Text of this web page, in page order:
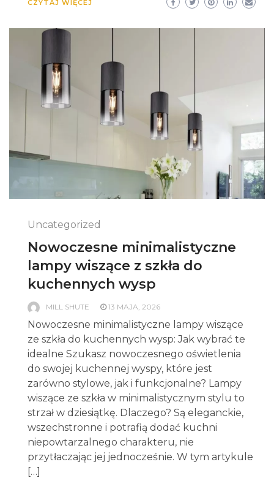
CZYTAJ WIĘCEJ
Uncategorized
Nowoczesne minimalistyczne
lampy wiszące z szkła do
kuchennych wysp
MILL SHUTE 13 MAJA, 2026
Nowoczesne minimalistyczne lampy wiszące
ze szkła do kuchennych wysp: Jak wybrać te
idealne Szukasz nowoczesnego oświetlenia
do swojej kuchennej wyspy, które jest
zarówno stylowe, jak i funkcjonalne? Lampy
wiszące ze szkła w minimalistycznym stylu to
strzał w dziesiątkę. Dlaczego? Są eleganckie,
wszechstronne i potrafią dodać kuchni
niepowtarzalnego charakteru, nie
przytłaczając jej jednocześnie. W tym artykule
[…]